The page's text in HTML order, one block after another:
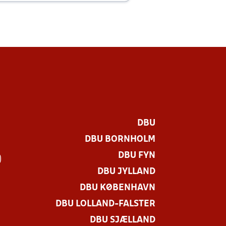
DBU
DBU BORNHOLM
DBU FYN
DBU JYLLAND
DBU KØBENHAVN
DBU LOLLAND-FALSTER
DBU SJÆLLAND